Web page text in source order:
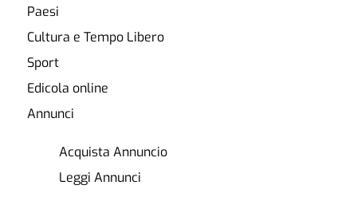
Paesi
Cultura e Tempo Libero
Sport
Edicola online
Annunci
Acquista Annuncio
Leggi Annunci